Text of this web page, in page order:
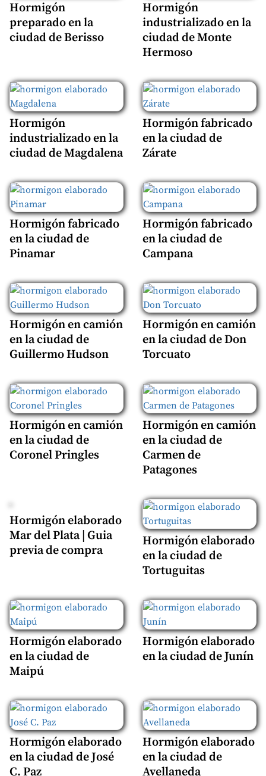
Hormigón
preparado en la
ciudad de Berisso
Hormigón
industrializado en la
ciudad de Monte
Hermoso
Hormigón
industrializado en la
ciudad de Magdalena
Hormigón fabricado
en la ciudad de
Zárate
Hormigón fabricado
en la ciudad de
Pinamar
Hormigón fabricado
en la ciudad de
Campana
Hormigón en camión
en la ciudad de
Guillermo Hudson
Hormigón en camión
en la ciudad de Don
Torcuato
Hormigón en camión
en la ciudad de
Coronel Pringles
Hormigón en camión
en la ciudad de
Carmen de
Patagones
Hormigón elaborado
Mar del Plata | Guia
previa de compra
Hormigón elaborado
en la ciudad de
Tortuguitas
Hormigón elaborado
en la ciudad de
Maipú
Hormigón elaborado
en la ciudad de Junín
Hormigón elaborado
en la ciudad de José
C. Paz
Hormigón elaborado
en la ciudad de
Avellaneda